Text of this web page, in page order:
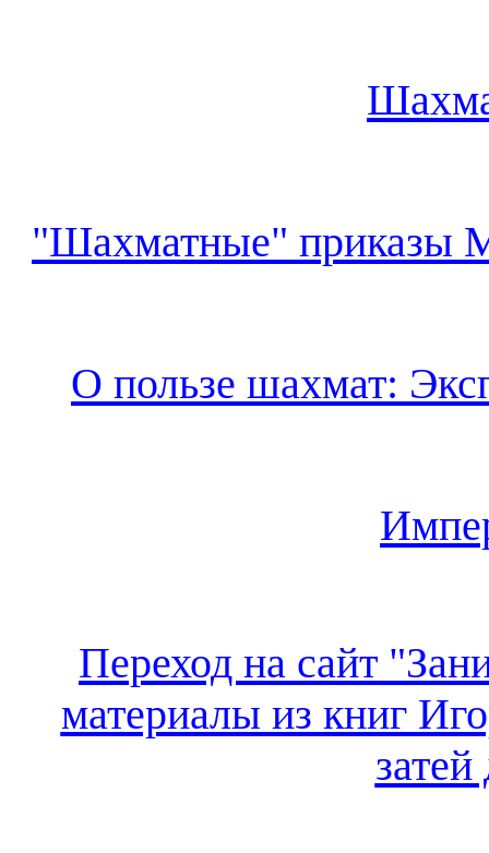
"Шахматные" приказы
О пользе шахмат:
Переход на сайт
материалы из книг